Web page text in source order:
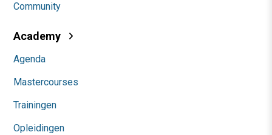
Community
Academy
Agenda
Mastercourses
Trainingen
Opleidingen